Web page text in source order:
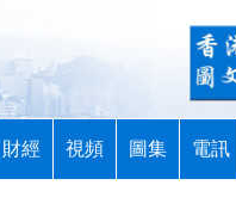
財經 視頻 圖集 電訊